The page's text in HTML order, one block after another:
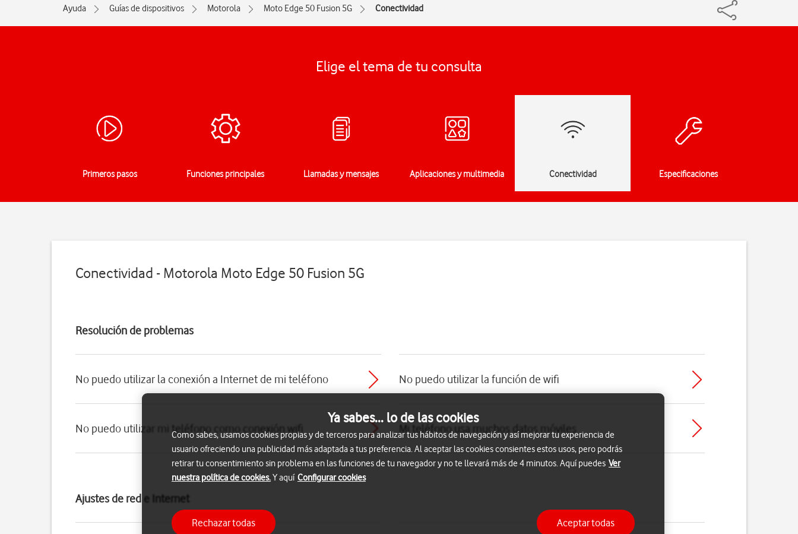
Ayuda Guías de dispositivos Motorola Moto Edge 50 Fusion 5G Conectividad
Elige el tema de tu consulta
Primeros pasos Funciones principales Llamadas y mensajes Aplicaciones y multimedia Conectividad Especificaciones
Conectividad - Motorola Moto Edge 50 Fusion 5G
Resolución de problemas
No puedo utilizar la conexión a Internet de mi teléfono No puedo utilizar la función de wifi
No puedo utilizar mi teléfono como conexión wifi Mi teléfono usa muchos datos móviles
Ajustes de red e Internet
Ya sabes... lo de las cookies
Como sabes, usamos cookies propias y de terceros para analizar tus hábitos de navegación y así mejorar tu experiencia de
usuario ofreciendo una publicidad más adaptada a tus preferencia. Al aceptar las cookies consientes estos usos, pero podrás
retirar tu consentimiento sin problema en las funciones de tu navegador y no te llevará más de 4 minutos. Aquí puedes Ver
nuestra política de cookies.Y aquí Configurar cookies
Rechazar todas Aceptar todas